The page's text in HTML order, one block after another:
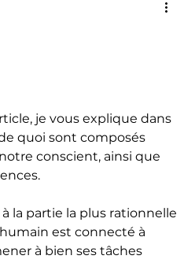
je vous explique dans
quoi sont composés
conscient, ainsi que
la partie la plus rationnelle
est connecté à
à bien ses tâches